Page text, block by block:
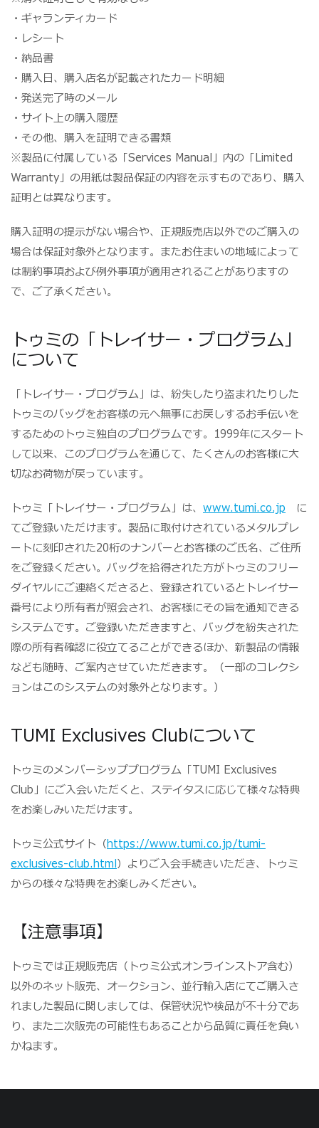
・ギャランティカード
・レシート
・納品書
・購入日、購入店名が記載されたカード明細
・発送完了時のメール
・サイト上の購入履歴
・その他、購入を証明できる書類
※製品に付属している「Services Manual」内の「Limited
Warranty」の用紙は製品保証の内容を示すものであり、購入
証明とは異なります。
購入証明の提示がない場合や、正規販売店以外でのご購入の
場合は保証対象外となります。またお住まいの地域によって
は制約事項および例外事項が適用されることがありますの
で、ご了承ください。
トゥミの「トレイサー・プログラム」
について
「トレイサー・プログラム」は、紛失したり盗まれたりした
トゥミのバッグをお客様の元へ無事にお戻しするお手伝いを
するためのトゥミ独自のプログラムです。1999年にスタート
して以来、このプログラムを通じて、たくさんのお客様に大
切なお荷物が戻っています。
トゥミ「トレイサー・プログラム」は、 www.tumi.co.jp に
てご登録いただけます。製品に取付けされているメタルプレ
ートに刻印された20桁のナンバーとお客様のご氏名、ご住所
をご登録ください。バッグを拾得された方がトゥミのフリー
ダイヤルにご連絡くださると、登録されているとトレイサー
番号により所有者が照会され、お客様にその旨を通知できる
システムです。ご登録いただきますと、バッグを紛失された
際の所有者確認に役立てることができるほか、新製品の情報
なども随時、ご案内させていただきます。（一部のコレクシ
ョンはこのシステムの対象外となります。）
TUMI Exclusives Clubについて
トゥミのメンバーシッププログラム「TUMI Exclusives
Club」にご入会いただくと、ステイタスに応じて様々な特典
をお楽しみいただけます。
トゥミ公式サイト（https://www.tumi.co.jp/tumi-
exclusives-club.html）よりご入会手続きいただき、トゥミ
からの様々な特典をお楽しみください。
【注意事項】
トゥミでは正規販売店（トゥミ公式オンラインストア含む）
以外のネット販売、オークション、並行輸入店にてご購入さ
れました製品に関しましては、保管状況や検品が不十分であ
り、また二次販売の可能性もあることから品質に責任を負い
かねます。